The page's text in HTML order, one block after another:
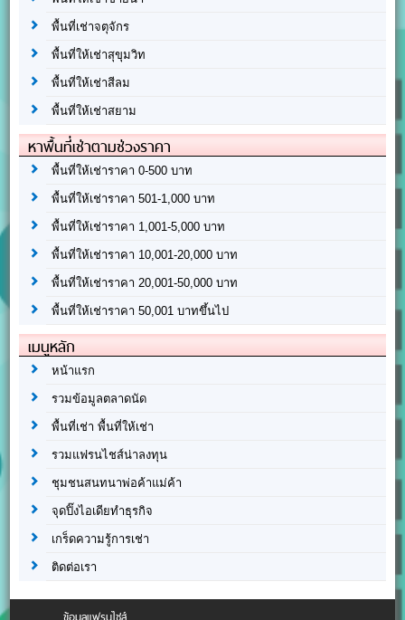
พื้นที่เช่าจตุจักร
พื้นที่ให้เช่าสุขุมวิท
พื้นที่ให้เช่าสีลม
พื้นที่ให้เช่าสยาม
หาพื้นที่เช่าตามช่วงราคา
พื้นที่ให้เช่าราคา 0-500 บาท
พื้นที่ให้เช่าราคา 501-1,000 บาท
พื้นที่ให้เช่าราคา 1,001-5,000 บาท
พื้นที่ให้เช่าราคา 10,001-20,000 บาท
พื้นที่ให้เช่าราคา 20,001-50,000 บาท
พื้นที่ให้เช่าราคา 50,001 บาทขึ้นไป
เมนูหลัก
หน้าแรก
รวมข้อมูลตลาดนัด
พื้นที่เช่า พื้นที่ให้เช่า
รวมแฟรนไชส์น่าลงทุน
ชุมชนสนทนาพ่อค้าแม่ค้า
จุดปิ๊งไอเดียทำธุรกิจ
เกร็ดความรู้การเช่า
ติดต่อเรา